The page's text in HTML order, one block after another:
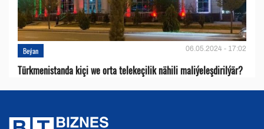
Beýan 06.05.2024 - 17:02
Türkmenistanda kiçi we orta telekeçilik nähili maliýeleşdirilýär?